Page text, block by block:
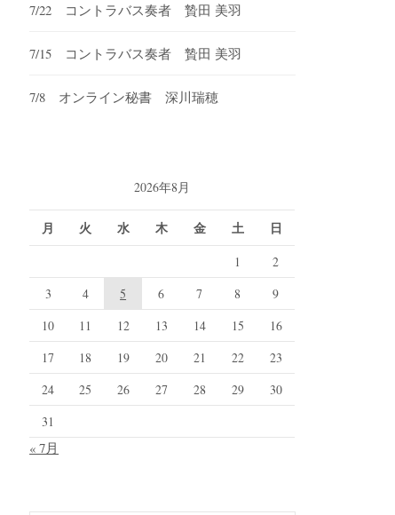
7/22 コントラバス奏者 贄田 美羽
7/15 コントラバス奏者 贄田 美羽
7/8 オンライン秘書 深川瑞穂
2026年8月
月 火 水 木 金 土 日
1
2
3
4 5 6 7 8
9
10
11 12 13 14 15
16
17
18 19 20 21 22
23
24
25 26 27 28 29
30
31
« 7月